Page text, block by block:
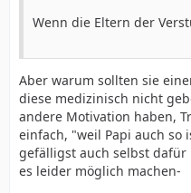
Wenn die Eltern der
Aber warum sollten sie
diese medizinisch nicht
andere Motivation haben,
einfach, "weil Papi auch so
gefälligst auch selbst dafür
es leider möglich machen-